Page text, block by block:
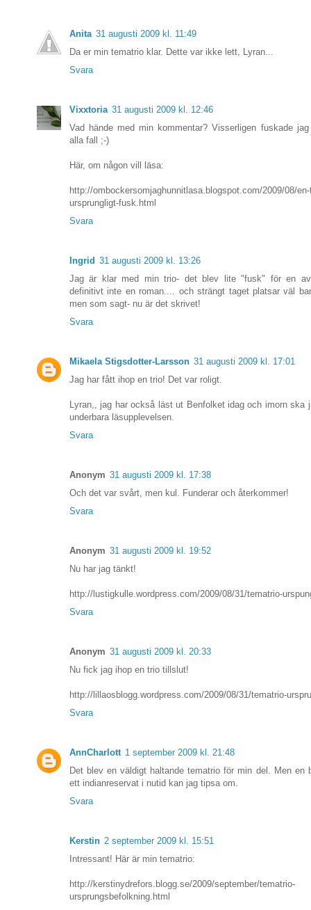
Anita 31 augusti 2009 kl. 11:49
Da er min tematrio klar. Dette var ikke lett, Lyran...
Svara
Vixxtoria 31 augusti 2009 kl. 12:46
Vad hände med min kommentar? Visserligen fuskade
alla fall ;-)
Här, om någon vill läsa:
http://ombockersomjaghunnitlasa.blogspot.com/2009/08/
ursprungligt-fusk.html
Svara
Ingrid 31 augusti 2009 kl. 13:26
Jag är klar med min trio- det blev lite "fusk" för en
definitivt inte en roman.... och strängt taget platsar väl
men som sagt- nu är det skrivet!
Svara
Mikaela Stigsdotter-Larsson 31 augusti 2009 kl. 17:01
Jag har fått ihop en trio! Det var roligt.
Lyran,, jag har också läst ut Benfolket idag och imorn ska
underbara läsupplevelsen.
Svara
Anonym 31 augusti 2009 kl. 17:38
Och det var svårt, men kul. Funderar och återkommer!
Svara
Anonym 31 augusti 2009 kl. 19:52
Nu har jag tänkt!
http://lustigkulle.wordpress.com/2009/08/31/tematrio-
Svara
Anonym 31 augusti 2009 kl. 20:33
Nu fick jag ihop en trio tillslut!
http://lillaosblogg.wordpress.com/2009/08/31/tematrio-
Svara
AnnCharlott 1 september 2009 kl. 21:48
Det blev en väldigt haltande tematrio för min del. Men en
ett indianreservat i nutid kan jag tipsa om.
Svara
Kerstin 2 september 2009 kl. 15:51
Intressant! Här är min tematrio:
http://kerstinydrefors.blogg.se/2009/september/tematrio-
ursprungsbefolkning.html